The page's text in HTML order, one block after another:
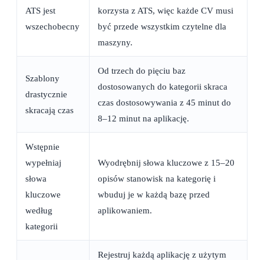
ATS jest
wszechobecny
korzysta z ATS, więc każde CV musi
być przede wszystkim czytelne dla
maszyny.
Szablony
drastycznie
skracają czas
Od trzech do pięciu baz
dostosowanych do kategorii skraca
czas dostosowywania z 45 minut do
8–12 minut na aplikację.
Wstępnie
wypełniaj
słowa
kluczowe
według
kategorii
Wyodrębnij słowa kluczowe z 15–20
opisów stanowisk na kategorię i
wbuduj je w każdą bazę przed
aplikowaniem.
Rejestruj każdą aplikację z użytym